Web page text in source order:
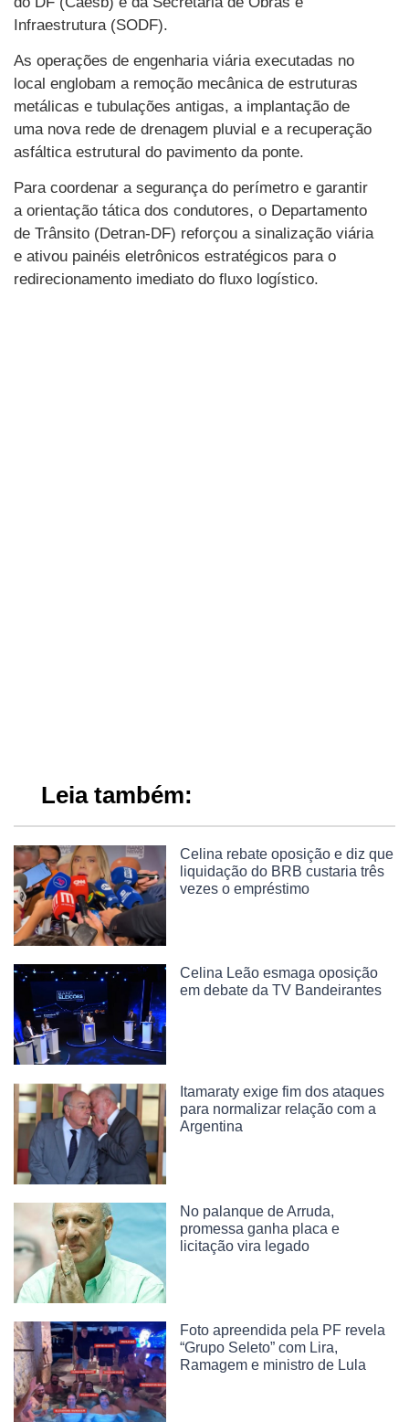
Infraestrutura (SODF).
As operações de engenharia viária executadas no
local englobam a remoção mecânica de estruturas
metálicas e tubulações antigas, a implantação de
uma nova rede de drenagem pluvial e a recuperação
asfáltica estrutural do pavimento da ponte.
Para coordenar a segurança do perímetro e garantir
a orientação tática dos condutores, o Departamento
de Trânsito (Detran-DF) reforçou a sinalização viária
e ativou painéis eletrônicos estratégicos para o
redirecionamento imediato do fluxo logístico.
Leia também:
Celina rebate oposição e diz que
liquidação do BRB custaria três
vezes o empréstimo
Celina Leão esmaga oposição
em debate da TV Bandeirantes
Itamaraty exige fim dos ataques
para normalizar relação com a
Argentina
No palanque de Arruda,
promessa ganha placa e
licitação vira legado
Foto apreendida pela PF revela
“Grupo Seleto” com Lira,
Ramagem e ministro de Lula